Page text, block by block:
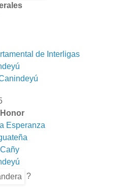
de Interligas
Esperanza
?